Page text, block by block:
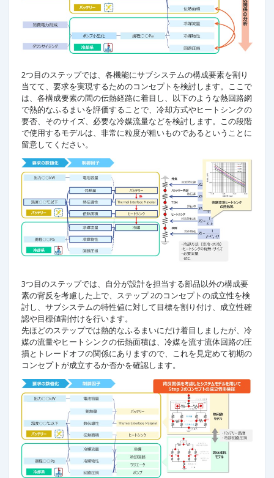
2つ目のステップでは、各機能にサブシステムの構成要素を割り
当てて、要求を実現するためのコンセプトを検討します。ここで
は、各構成要素の間の伝熱経路に着目し、以下のような熱回路網
で熱的なふるまいを評価することで、冷却方式やヒートシンクの
要否、そのサイズ、必要な冷媒流量などを検討します。この段階
で使用するモデルは、非常に粒度が粗いものであるということに
留意してください。
3つ目のステップでは、自分が設計を担当する部品以外の構成要
素の背反を考慮した上で、ステップ 2のコンセプトの成立性を検
討し、サブシステムの特性値に対して目標を割り付け、成立性確
認や目標値割付けを行います。
先ほどのステップでは熱的なふるまいにだけ着目しましたが、冷
媒の流量やヒートシンクの伝熱面積は、冷媒を流す流体回路の圧
損とトレードオフの関係にありますので、これを見定めて初期の
コンセプトが成立するか否かを確認します。